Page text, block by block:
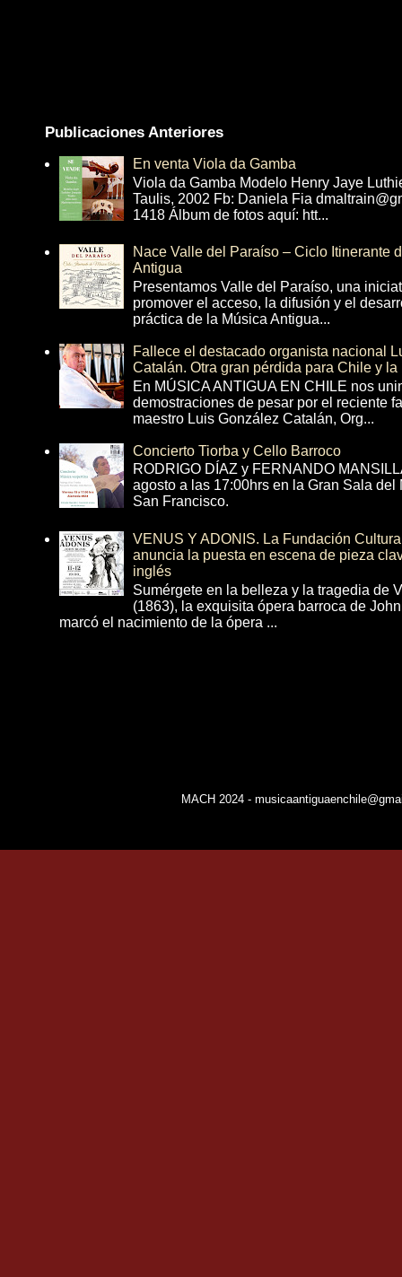
Publicaciones Anteriores
En venta Viola da Gamba
Viola da Gamba Modelo Henry Jaye
Taulis, 2002 Fb: Daniela Fia
1418 Álbum de fotos aquí: htt...
Nace Valle del Paraíso – Ciclo Itinerante
Antigua
Presentamos Valle del Paraíso, una
promover el acceso, la difusión y el
práctica de la Música Antigua...
Fallece el destacado organista nacional
Catalán. Otra gran pérdida para Chile y la
En MÚSICA ANTIGUA EN CHILE nos
demostraciones de pesar por el reciente
maestro Luis González Catalán, Org...
Concierto Tiorba y Cello Barroco
RODRIGO DÍAZ y FERNANDO
agosto a las 17:00hrs en la Gran Sala
San Francisco.
VENUS Y ADONIS. La Fundación
anuncia la puesta en escena de pieza
inglés
Sumérgete en la belleza y la tragedia de
(1863), la exquisita ópera barroca de
marcó el nacimiento de la ópera ...
MACH 2024 -